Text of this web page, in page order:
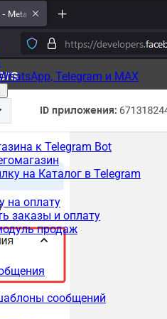
Telegram и MAX
к Telegram Bot
на Каталог в Telegram
на оплату
заказы и оплату
продаж
сообщений